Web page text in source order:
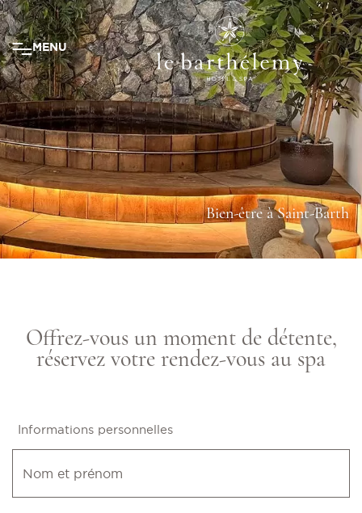
MENU
Bien-être à Saint-Barth
Offrez-vous un moment de détente,
réservez votre rendez-vous au spa
Informations personnelles